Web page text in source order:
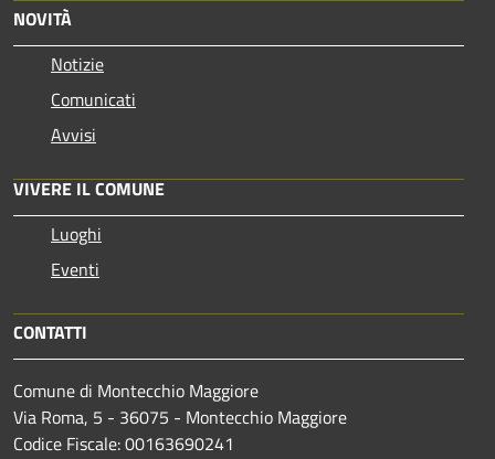
NOVITÀ
Notizie
Comunicati
Avvisi
VIVERE IL COMUNE
Luoghi
Eventi
CONTATTI
Comune di Montecchio Maggiore
Via Roma, 5 - 36075 - Montecchio Maggiore
Codice Fiscale: 00163690241